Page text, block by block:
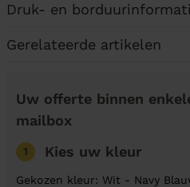
Druk- en
Gerelateerde artikelen
Uw offerte binnen
mailbox
1 Kies uw kleur
Gekozen kleur: Wit - Navy